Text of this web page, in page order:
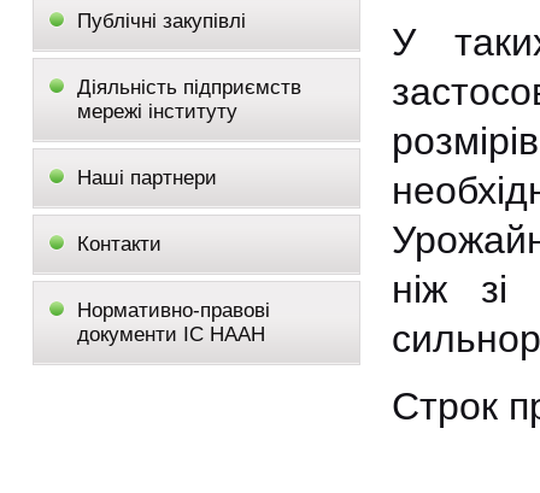
Публічні закупівлі
Діяльність підприємств
мережі інституту
Наші партнери
Контакти
Нормативно-правові
документи ІС НААН
У
ніж зі
Строк